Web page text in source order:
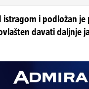
i podložan
davati daljnje